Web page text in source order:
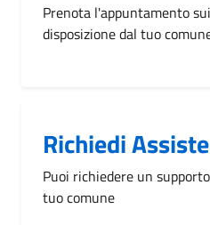
Prenota l'appuntamento
disposizione dal tuo
Richiedi
Puoi richiedere un
tuo comune